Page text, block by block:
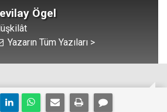
Ögel
Yazarın Tüm Yazıları >